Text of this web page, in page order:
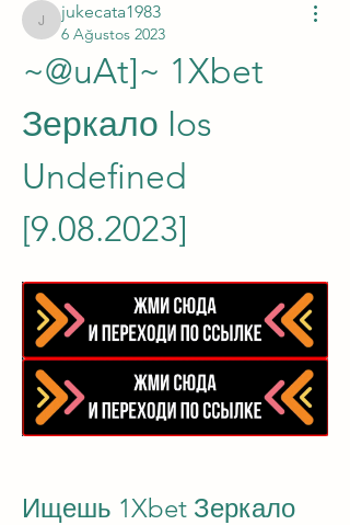
jukecata1983
jukecata1983
6 Ağustos 2023
~@uAt]~ 1Xbet
Зеркало Ios
Undefined
[9.08.2023]
Ищешь 1Xbet Зеркало